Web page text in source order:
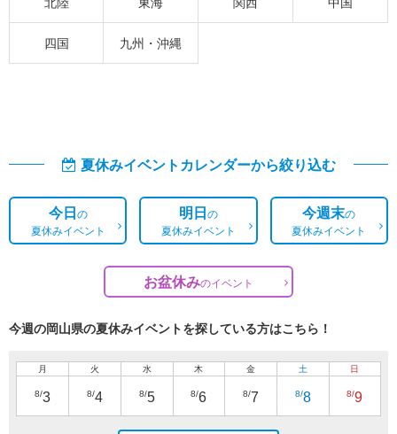
四国 九州・沖縄
夏休みイベントカレンダーから絞り込む
今日の
夏休みイベント
明日の
夏休みイベント
今週末の
夏休みイベント
お盆休みのイベント
今週の岡山県の夏休みイベントを探している方はこちら！
月
8/3
火
8/4
水
8/5
木
8/6
金
8/7
土
8/8
日
8/9